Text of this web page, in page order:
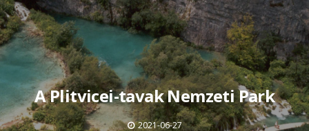
A Plitvicei-tavak Nemzeti Park
2021-06-27